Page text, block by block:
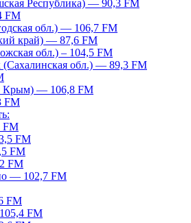
Республика) — 90,3 FM
FM
обл.) — 106,7 FM
край) — 87,6 FM
обл.) – 104,5 FM
обл.) — 89,3 FM
Крым) — 106,8 FM
FM
FM
FM
FM
FM
— 102,7 FM
FM
FM